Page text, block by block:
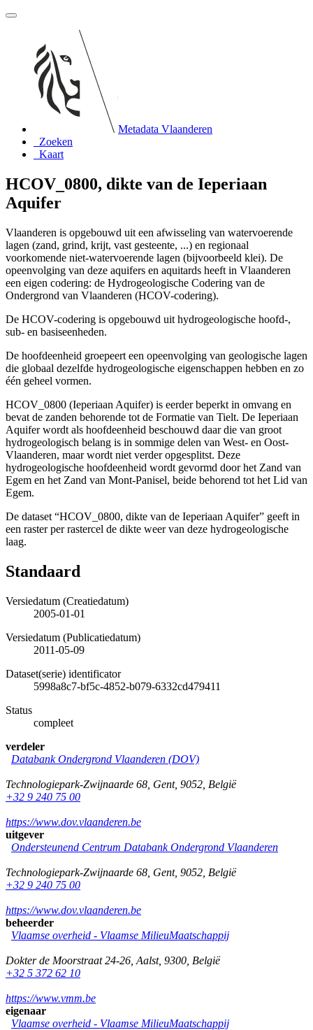
Metadata Vlaanderen
Zoeken
Kaart
HCOV_0800, dikte van de Ieperiaan
Aquifer
Vlaanderen is opgebouwd uit een afwisseling van watervoerende
lagen (zand, grind, krijt, vast gesteente, ...) en regionaal
voorkomende niet-watervoerende lagen (bijvoorbeeld klei). De
opeenvolging van deze aquifers en aquitards heeft in Vlaanderen
een eigen codering: de Hydrogeologische Codering van de
Ondergrond van Vlaanderen (HCOV-codering).
De HCOV-codering is opgebouwd uit hydrogeologische hoofd-,
sub- en basiseenheden.
De hoofdeenheid groepeert een opeenvolging van geologische lagen
die globaal dezelfde hydrogeologische eigenschappen hebben en zo
één geheel vormen.
HCOV_0800 (Ieperiaan Aquifer) is eerder beperkt in omvang en
bevat de zanden behorende tot de Formatie van Tielt. De Ieperiaan
Aquifer wordt als hoofdeenheid beschouwd daar die van groot
hydrogeologisch belang is in sommige delen van West- en Oost-
Vlaanderen, maar wordt niet verder opgesplitst. Deze
hydrogeologische hoofdeenheid wordt gevormd door het Zand van
Egem en het Zand van Mont-Panisel, beide behorend tot het Lid van
Egem.
De dataset “HCOV_0800, dikte van de Ieperiaan Aquifer” geeft in
een raster per rastercel de dikte weer van deze hydrogeologische
laag.
Standaard
Versiedatum (Creatiedatum)
2005-01-01
Versiedatum (Publicatiedatum)
2011-05-09
Dataset(serie) identificator
5998a8c7-bf5c-4852-b079-6332cd479411
Status
compleet
verdeler
Databank Ondergrond Vlaanderen (DOV)
Technologiepark-Zwijnaarde 68 Gent, 9052 België
+32 9 240 75 00
https://www.dov.vlaanderen.be
uitgever
Ondersteunend Centrum Databank Ondergrond Vlaanderen
Technologiepark-Zwijnaarde 68 Gent, 9052 België
+32 9 240 75 00
https://www.dov.vlaanderen.be
beheerder
Vlaamse overheid - Vlaamse MilieuMaatschappij
Dokter de Moorstraat 24-26 Aalst, 9300 België
+32 5 372 62 10
https://www.vmm.be
eigenaar
Vlaamse overheid - Vlaamse MilieuMaatschappij